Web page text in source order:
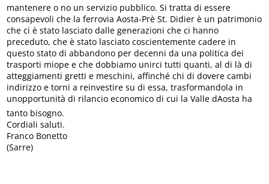
mantenere o no un servizio pubblico. Si tratta di essere
consapevoli che la ferrovia Aosta-Prè St. Didier è un patrimonio
che ci è stato lasciato dalle generazioni che ci hanno
preceduto, che è stato lasciato coscientemente cadere in
questo stato di abbandono per decenni da una politica dei
trasporti miope e che dobbiamo unirci tutti quanti, al di là di
atteggiamenti gretti e meschini, affinché chi di dovere cambi
indirizzo e torni a reinvestire su di essa, trasformandola in
unopportunità di rilancio economico di cui la Valle dAosta ha
tanto bisogno.
Cordiali saluti.
Franco Bonetto
(Sarre)